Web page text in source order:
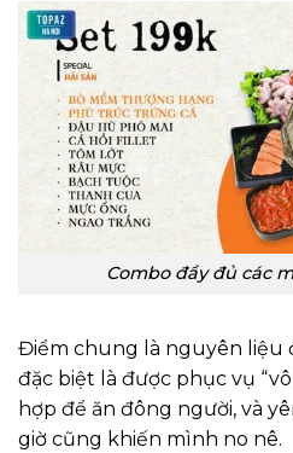
Combo đầy đủ các
Điểm chung là nguyên liệu
đặc biệt là được phục vụ
hợp để ăn đông người, và
giờ cũng khiến mình no nê.